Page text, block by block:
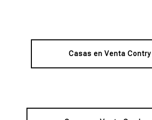
Casas en Venta Contry